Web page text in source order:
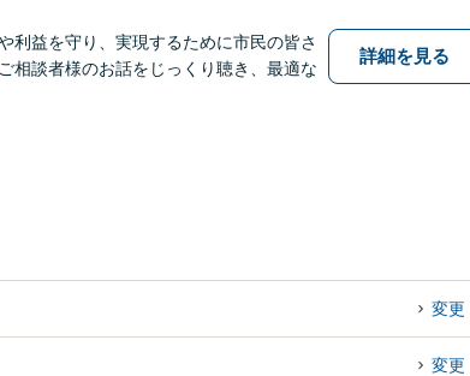
利益を守り、実現するために市民の皆さ
相談者様のお話をじっくり聴き、最適な
詳細を見る
変更
変更